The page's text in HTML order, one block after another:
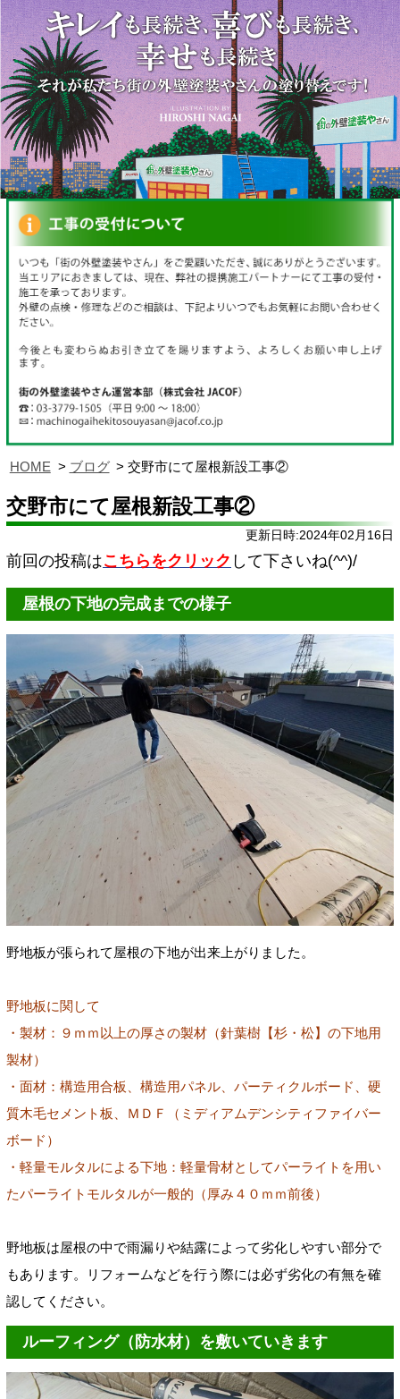
HOME ブログ 交野市にて屋根新設工事②
交野市にて屋根新設工事②
更新日時:2024年02月16日
前回の投稿はこちらをクリック して下さいね(^^)/
屋根の下地の完成までの様子
野地板が張られて屋根の下地が出来上がりました。
野地板に関して
・製材：９ｍｍ以上の厚さの製材（針葉樹【杉・松】の下地用
製材）
・面材：構造用合板、構造用パネル、パーティクルボード、硬
質木毛セメント板、ＭＤＦ（ミディアムデンシティファイバー
ボード）
・軽量モルタルによる下地：軽量骨材としてパーライトを用い
たパーライトモルタルが一般的（厚み４０ｍｍ前後）
野地板は屋根の中で雨漏りや結露によって劣化しやすい部分で
もあります。リフォームなどを行う際には必ず劣化の有無を確
認してください。
ルーフィング（防水材）を敷いていきます